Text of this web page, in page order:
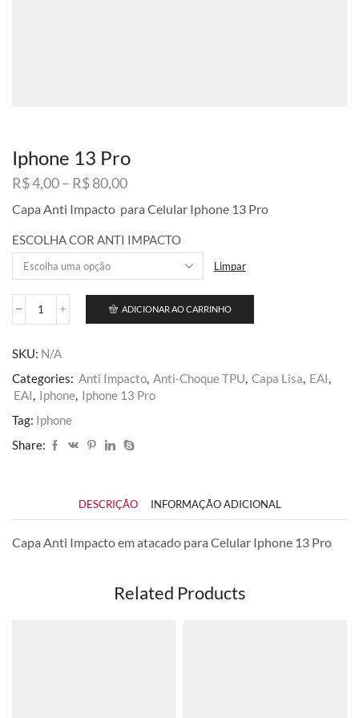
Iphone 13 Pro
R$4,00– R$80,00Faixa
preço:
R$ 4,00
através
Capa Anti Impacto para Celular Iphone 13 Pro
ESCOLHA COR ANTI IMPACTO
Limpar
Iphone
quantidade
ADICIONAR AO CARRINHO
SKU: N/A
Categories: Anti Impacto, Anti-Choque TPU, Capa Lisa, EAI,
EAI, Iphone, Iphone 13 Pro
Tag: Iphone
Share:
DESCRIÇÃO INFORMAÇÃO ADICIONAL
Capa Anti Impacto em atacado para Celular Iphone 13 Pro
Related Products